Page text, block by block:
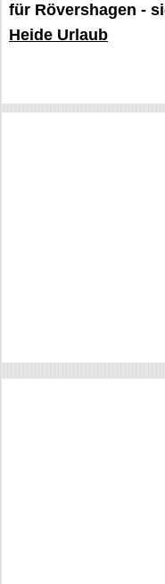
für Rövershagen -
Heide Urlaub